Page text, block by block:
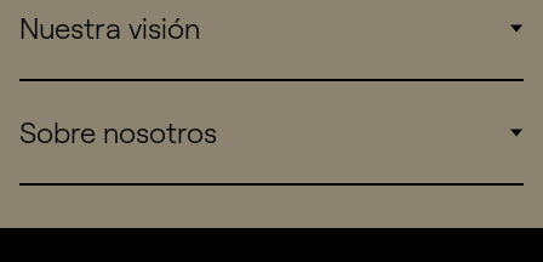
Consumers
Startups
Nuestra visión
Work
Sobre nosotros